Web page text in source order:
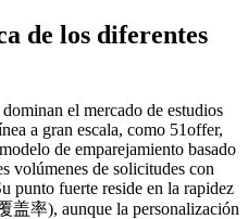
de los diferentes
el mercado de estudios
a gran escala, como 51offer,
de emparejamiento basado
volúmenes de solicitudes con
punto fuerte reside en la rapidez
盖率), aunque la personalización